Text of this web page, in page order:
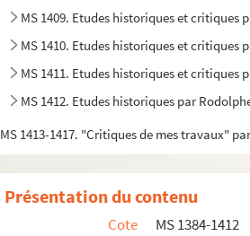
MS 1409. Etudes historiques et
MS 1410. Etudes historiques et critiques
MS 1411. Etudes historiques et
MS 1412. Etudes historiques par
MS 1413-1417. "Critiques de mes travaux"
Présentation du contenu
Cote
MS 1384-1412